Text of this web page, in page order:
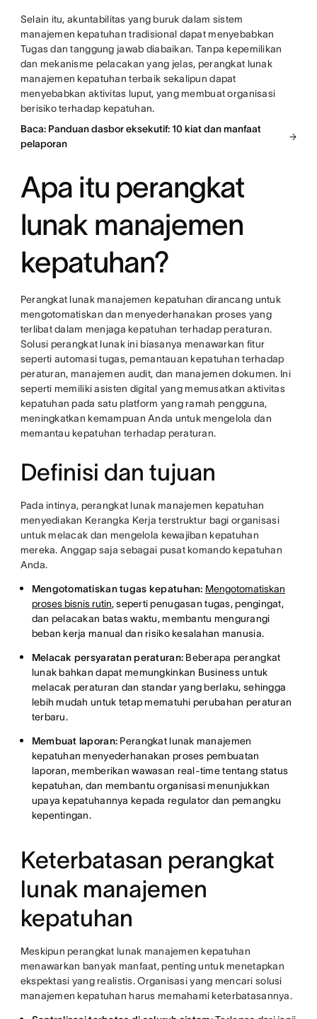
Selain itu, akuntabilitas yang buruk dalam sistem
manajemen kepatuhan tradisional dapat menyebabkan
Tugas dan tanggung jawab diabaikan. Tanpa kepemilikan
dan mekanisme pelacakan yang jelas, perangkat lunak
manajemen kepatuhan terbaik sekalipun dapat
menyebabkan aktivitas luput, yang membuat organisasi
berisiko terhadap kepatuhan.
Baca: Panduan dasbor eksekutif: 10 kiat dan manfaat
pelaporan
Apa itu perangkat
lunak manajemen
kepatuhan?
Perangkat lunak manajemen kepatuhan dirancang untuk
mengotomatiskan dan menyederhanakan proses yang
terlibat dalam menjaga kepatuhan terhadap peraturan.
Solusi perangkat lunak ini biasanya menawarkan fitur
seperti automasi tugas, pemantauan kepatuhan terhadap
peraturan, manajemen audit, dan manajemen dokumen. Ini
seperti memiliki asisten digital yang memusatkan aktivitas
kepatuhan pada satu platform yang ramah pengguna,
meningkatkan kemampuan Anda untuk mengelola dan
memantau kepatuhan terhadap peraturan.
Definisi dan tujuan
Pada intinya, perangkat lunak manajemen kepatuhan
menyediakan Kerangka Kerja terstruktur bagi organisasi
untuk melacak dan mengelola kewajiban kepatuhan
mereka. Anggap saja sebagai pusat komando kepatuhan
Anda.
Mengotomatiskan tugas kepatuhan: Mengotomatiskan
proses bisnis rutin, seperti penugasan tugas, pengingat,
dan pelacakan batas waktu, membantu mengurangi
beban kerja manual dan risiko kesalahan manusia.
Melacak persyaratan peraturan: Beberapa perangkat
lunak bahkan dapat memungkinkan Business untuk
melacak peraturan dan standar yang berlaku, sehingga
lebih mudah untuk tetap mematuhi perubahan peraturan
terbaru.
Membuat laporan: Perangkat lunak manajemen
kepatuhan menyederhanakan proses pembuatan
laporan, memberikan wawasan real-time tentang status
kepatuhan, dan membantu organisasi menunjukkan
upaya kepatuhannya kepada regulator dan pemangku
kepentingan.
Keterbatasan perangkat
lunak manajemen
kepatuhan
Meskipun perangkat lunak manajemen kepatuhan
menawarkan banyak manfaat, penting untuk menetapkan
ekspektasi yang realistis. Organisasi yang mencari solusi
manajemen kepatuhan harus memahami keterbatasannya.